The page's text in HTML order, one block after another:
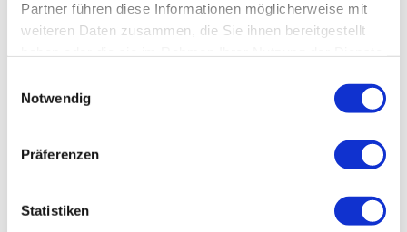
Partner führen diese Informationen möglicherweise mit
weiteren Daten zusammen, die Sie ihnen bereitgestellt
Notwendig
Präferenzen
Statistiken
für Rechenzentren
Ressourcen für Platz, Strom und Kühlung
optimal zu nutzen, Betriebskosten zu senken
und IT-Services schneller und zuverlässiger
bereitzustellen. Mit
minimiert und und die Effizienz gesteigert.